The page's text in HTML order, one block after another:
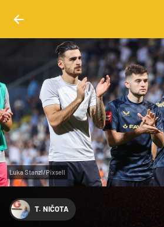
Luka Stanzl/Pixsell
T. NIČOTA